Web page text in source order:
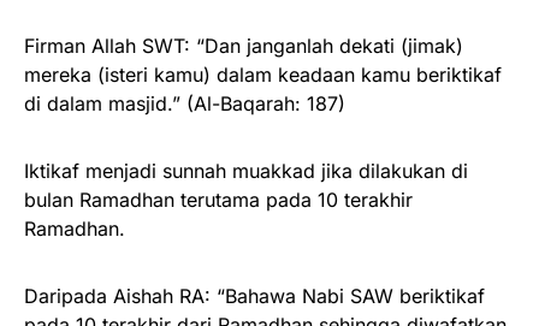
Firman Allah SWT: “Dan janganlah dekati (jimak)
mereka (isteri kamu) dalam keadaan kamu beriktikaf
di dalam masjid.” (Al-Baqarah: 187)
Iktikaf menjadi sunnah muakkad jika dilakukan di
bulan Ramadhan terutama pada 10 terakhir
Ramadhan.
Daripada Aishah RA: “Bahawa Nabi SAW beriktikaf